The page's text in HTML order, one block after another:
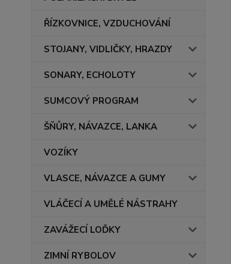
ŘÍZKOVNICE, VZDUCHOVÁNÍ
STOJANY, VIDLIČKY, HRAZDY
SONARY, ECHOLOTY
SUMCOVÝ PROGRAM
ŠŇŮRY, NÁVAZCE, LANKA
VOZÍKY
VLASCE, NÁVAZCE A GUMY
VLÁČECÍ A UMĚLÉ NÁSTRAHY
ZAVÁŽECÍ LOĎKY
ZIMNÍ RYBOLOV